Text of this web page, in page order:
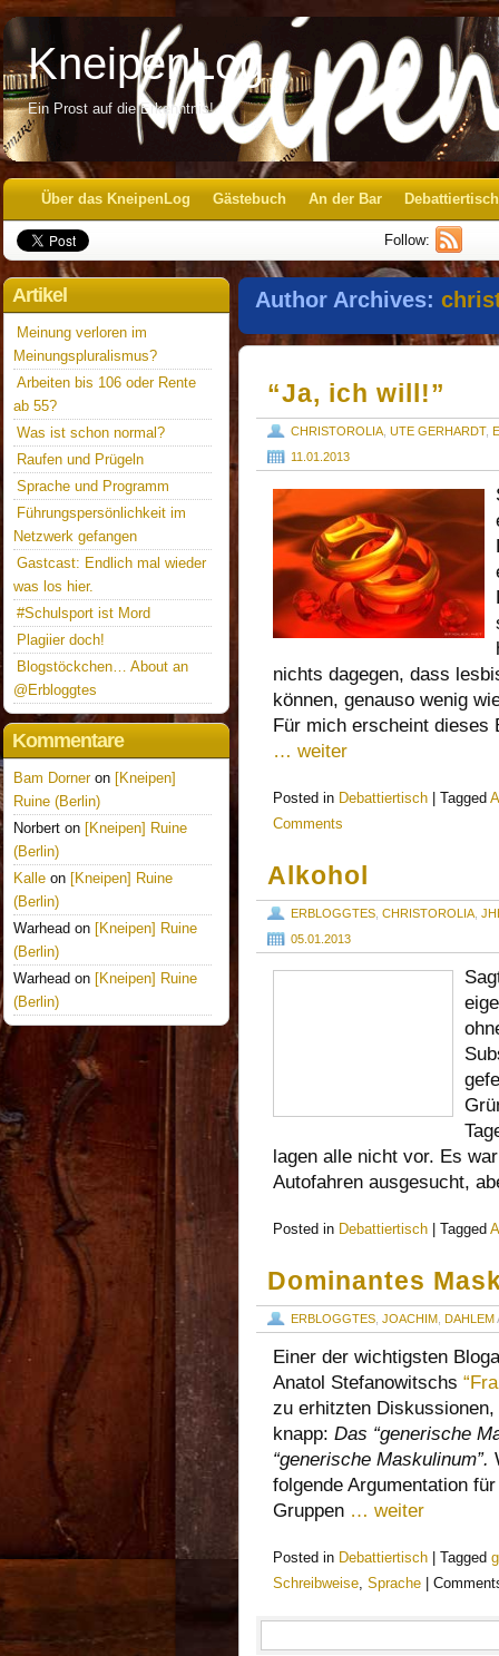
KneipenLog
Ein Prost auf die Erkenntnis!
Über das KneipenLog Gästebuch An der Bar Debattiertisch
Follow:
Author Archives:
“Ja, ich will!”
CHRISTOROLIA ,UTE GERHARDT,
11.01.2013
nichts dagegen, dass
können, genauso wenig
Für mich erscheint dieses
… weiter
Posted in Debattiertisch Tagged
Comments
Alkohol
ERBLOGGTES ,CHRISTOROLIA ,
05.01.2013
lagen alle nicht vor. Es
Autofahren ausgesucht,
Posted in Debattiertisch Tagged
Dominantes
ERBLOGGTES ,JOACHIM ,DAHLEM
Einer der wichtigsten
Anatol Stefanowitschs
zu erhitzten
knapp:Das “generische
“generische Maskulinum”.
folgende Argumentation
Gruppen … weiter
Posted in Debattiertisch Tagged
Schreibweise,Sprache
Artikel
Meinung verloren im
Meinungspluralismus?
Arbeiten bis 106 oder Rente
ab 55?
Was ist schon normal?
Raufen und Prügeln
Sprache und Programm
Führungspersönlichkeit im
Netzwerk gefangen
Gastcast: Endlich mal wieder
was los hier.
#Schulsport ist Mord
Plagiier doch!
Blogstöckchen… About an
@Erbloggtes
Kommentare
Bam Dorneron [Kneipen]
Ruine (Berlin)
Norbert on [Kneipen] Ruine
(Berlin)
Kalle on [Kneipen] Ruine
(Berlin)
Warhead on [Kneipen] Ruine
(Berlin)
Warhead on [Kneipen] Ruine
(Berlin)